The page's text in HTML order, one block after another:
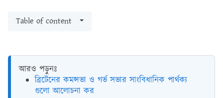
Table of content
আরও পড়ুনঃ
ব্রিটেনের কমন্সভা ও গর্ভ সভার সাংবিধানিক পার্থক্য
গুলো আলোচনা কর